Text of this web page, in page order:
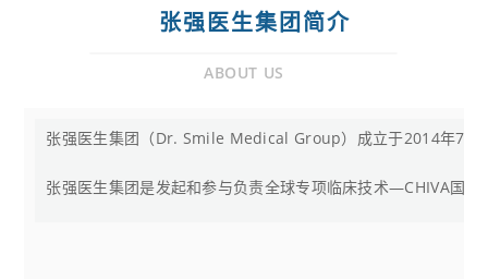
张强医生集团简介
ABOUT US
张强医生集团（Dr. Smile Medical Group）成立于2014年7月
张强医生集团是发起和参与负责全球专项临床技术—CHIVA国